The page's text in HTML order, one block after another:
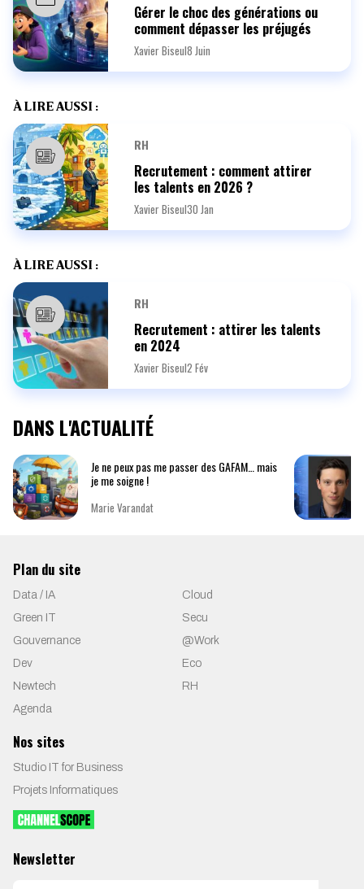
Gérer le choc des générations ou
comment dépasser les préjugés
Xavier Biseul8 Juin
À LIRE AUSSI :
RH
Recrutement : comment attirer
les talents en 2026 ?
Xavier Biseul30 Jan
À LIRE AUSSI :
RH
Recrutement : attirer les talents
en 2024
Xavier Biseul2 Fév
DANS L'ACTUALITÉ
Je ne peux pas me passer des GAFAM… mais
je me soigne !
Marie Varandat
Plan du site
Data / IA
Cloud
Green IT
Secu
Gouvernance
@Work
Dev
Eco
Newtech
RH
Agenda
Nos sites
Studio IT for Business
Projets Informatiques
Newsletter